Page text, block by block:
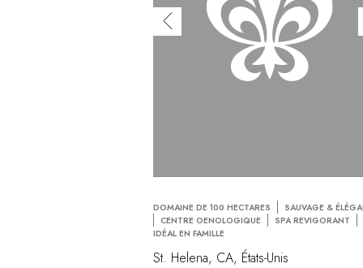
DOMAINE DE 100 HECTARES
SAUVAGE &
CENTRE OENOLOGIQUE
SPA REVIGORANT
IDÉAL EN FAMILLE
St. Helena, CA, États-Unis